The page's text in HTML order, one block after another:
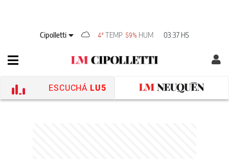
Cipolletti 4° TEMP 59% HUM 03:37 HS
ESCUCHÁ LU5